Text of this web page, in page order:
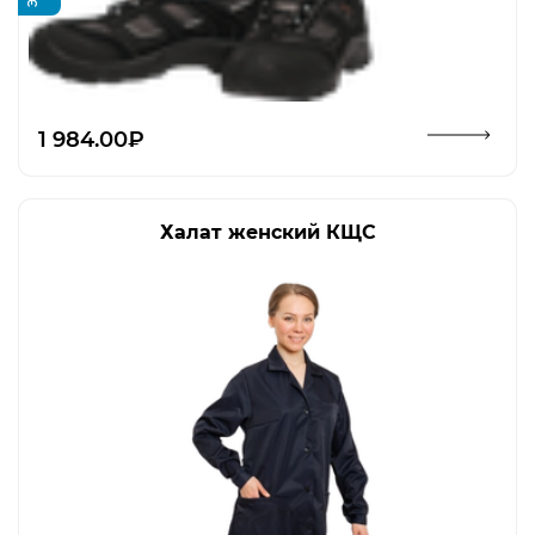
1 984.00₽
Халат женский КЩС